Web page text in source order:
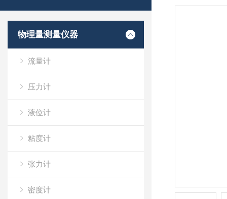
物理量测量仪器
流量计
压力计
液位计
粘度计
张力计
密度计